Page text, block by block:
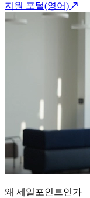
지원 포털(영어)
왜 세일포인트인가